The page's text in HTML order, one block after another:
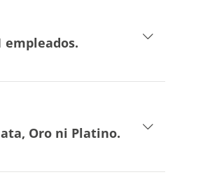
empleados.
Oro ni Platino.